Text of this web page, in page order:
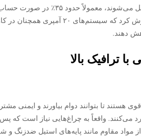
که بارهایی که از لامپ‌های معمولی
ماه‌ها و سال‌ها به سرعت جمع می‌شود. و
دهند.
ترافیک بالا
تا بتوانند دوام بیاورند و ایمنی
می‌کنند. واقعاً به چراغ‌هایی نیاز است که
مواد مقاوم مانند پایه‌های استیل ضدزنگ و